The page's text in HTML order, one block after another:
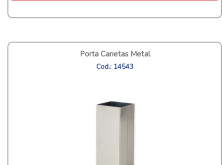
Porta Canetas Metal
Cod.: 14543